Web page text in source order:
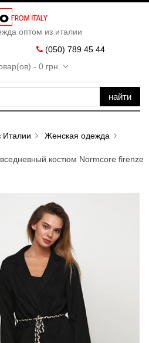
оптом из италии
(050) 789 45 44
- 0 грн.
найти
Италии
Женская одежда
костюм Normcore firenze